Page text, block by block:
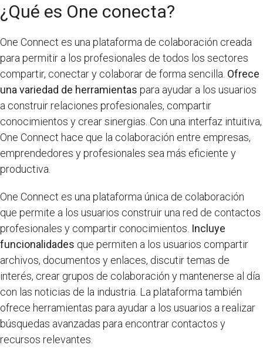
¿Qué es One conecta?
One Connect es una plataforma de colaboración creada
para permitir a los profesionales de todos los sectores
compartir, conectar y colaborar de forma sencilla. Ofrece
una variedad de herramientas para ayudar a los usuarios
a construir relaciones profesionales, compartir
conocimientos y crear sinergias. Con una interfaz intuitiva,
One Connect hace que la colaboración entre empresas,
emprendedores y profesionales sea más eficiente y
productiva.
One Connect es una plataforma única de colaboración
que permite a los usuarios construir una red de contactos
profesionales y compartir conocimientos. Incluye
funcionalidades que permiten a los usuarios compartir
archivos, documentos y enlaces, discutir temas de
interés, crear grupos de colaboración y mantenerse al día
con las noticias de la industria. La plataforma también
ofrece herramientas para ayudar a los usuarios a realizar
búsquedas avanzadas para encontrar contactos y
recursos relevantes.